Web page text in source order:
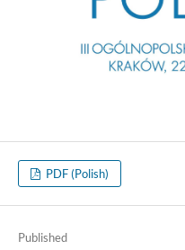
PDF (Polish)
Published